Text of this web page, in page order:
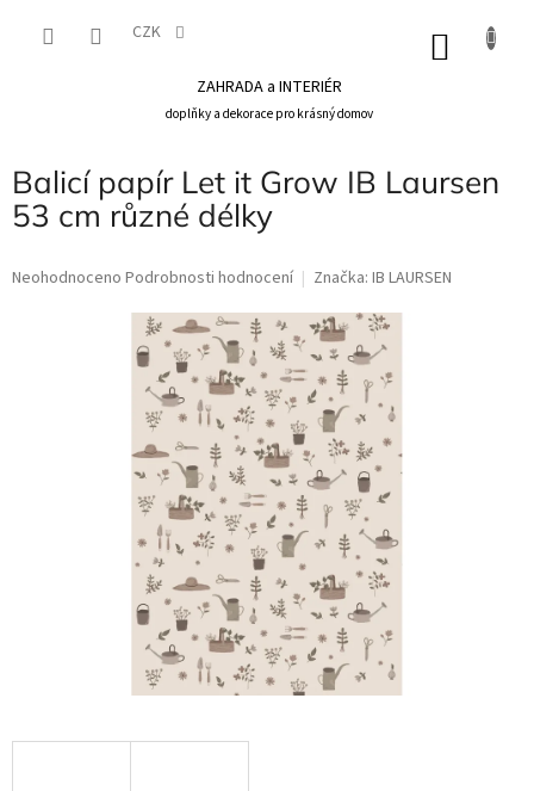
CZK
ZAHRADA a INTERIÉR
doplňky a dekorace pro krásný domov
Balicí papír Let it Grow IB Laursen
53 cm různé délky
Průměrné
Neohodnoceno Podrobnosti hodnocení Značka: IB LAURSEN